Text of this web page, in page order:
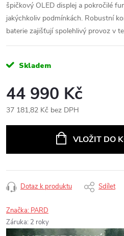
špičkový OLED displej a pokročilé
jakýchkoliv podmínkách. Robustní
baterie zajišťují spolehlivý provoz v
Skladem
44 990 Kč
37 181,82 Kč bez DPH
VLOŽIT DO
Dotaz k produktu Sdílet
Značka: PARD
Záruka: 2 roky